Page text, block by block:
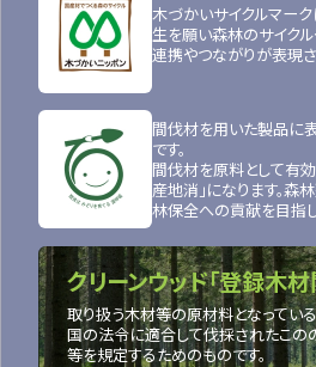
木づかいサイクルマー
生を願い森林のサイク
連携やつながりが表現さ
間伐材を用いた製品に
です。
間伐材を原料として有
産地消」になります。
林保全への貢献を目指し
クリーンウッド「登録木
取り扱う木材等の原材料となってい
国の法令に適合して伐採されたこ
等を規定するためのものです。